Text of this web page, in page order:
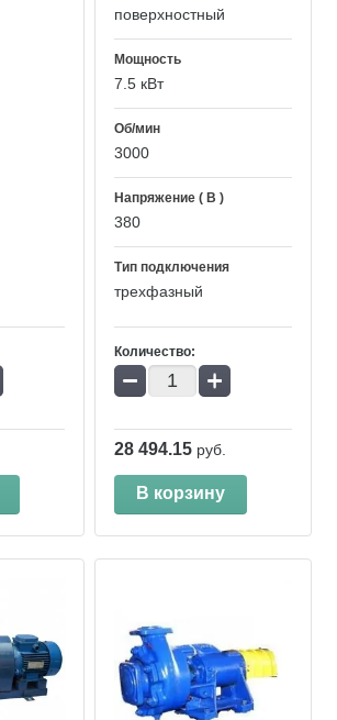
поверхностный
Мощность
7.5 кВт
Об/мин
3000
Напряжение ( В )
380
Тип подключения
трехфазный
Количество:
− +
28 494.15 руб.
В корзину